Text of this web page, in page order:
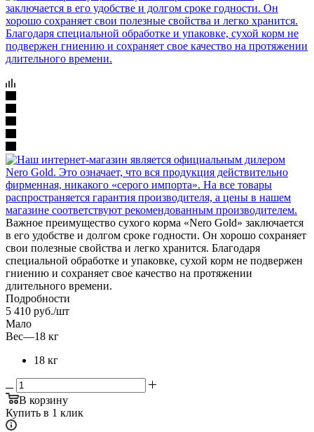
Важное преимущество сухого корма «Nero Gold» заключается
в его удобстве и долгом сроке годности. Он хорошо сохраняет
свои полезные свойства и легко хранится. Благодаря
специальной обработке и упаковке, сухой корм не подвержен
гниению и сохраняет свое качество на протяжении
длительного времени.
Подробности
5 410 руб./шт
Мало
Вес—18 кг
18 кг
В корзину
Купить в 1 клик